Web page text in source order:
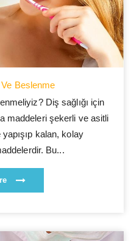
Ve Beslenme
Diş sağlığı için
maddeleri şekerli ve asitli
kalan, kolay
Bu...